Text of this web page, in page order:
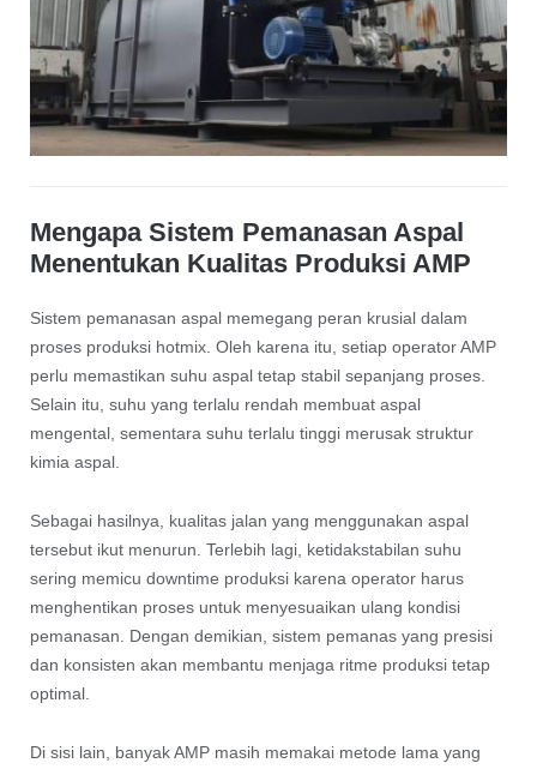
Mengapa Sistem Pemanasan Aspal
Menentukan Kualitas Produksi AMP
Sistem pemanasan aspal memegang peran krusial dalam
proses produksi hotmix. Oleh karena itu, setiap operator AMP
perlu memastikan suhu aspal tetap stabil sepanjang proses.
Selain itu, suhu yang terlalu rendah membuat aspal
mengental, sementara suhu terlalu tinggi merusak struktur
kimia aspal.
Sebagai hasilnya, kualitas jalan yang menggunakan aspal
tersebut ikut menurun. Terlebih lagi, ketidakstabilan suhu
sering memicu downtime produksi karena operator harus
menghentikan proses untuk menyesuaikan ulang kondisi
pemanasan. Dengan demikian, sistem pemanas yang presisi
dan konsisten akan membantu menjaga ritme produksi tetap
optimal.
Di sisi lain, banyak AMP masih memakai metode lama yang